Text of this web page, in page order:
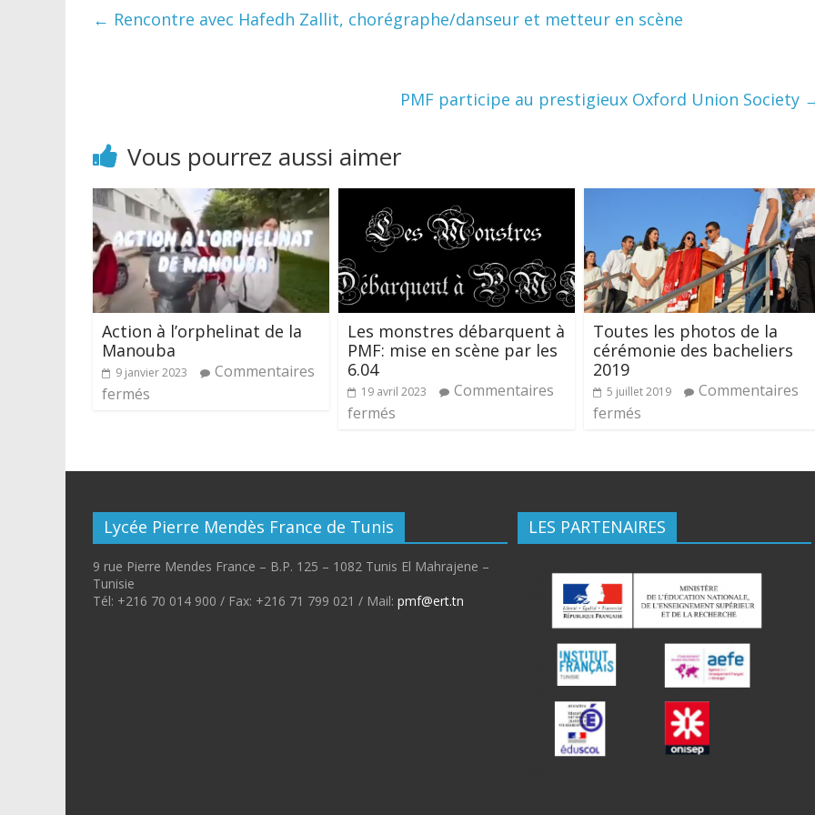
← Rencontre avec Hafedh Zallit, chorégraphe/danseur et metteur en scène
PMF participe au prestigieux Oxford Union Society
Vous pourrez aussi aimer
Action à l’orphelinat de la
Manouba
9 janvier 2023
Commentaires
fermés
Les monstres débarquent à
PMF: mise en scène par les
6.04
19 avril 2023
Commentaires
fermés
Toutes les photos de la
cérémonie des bacheliers
2019
5 juillet 2019
Commentaires
fermés
Lycée Pierre Mendès France de Tunis
9 rue Pierre Mendes France – B.P. 125 – 1082 Tunis El Mahrajene –
Tunisie
Tél: +216 70 014 900 / Fax: +216 71 799 021 / Mail: pmf@ert.tn
LES PARTENAIRES